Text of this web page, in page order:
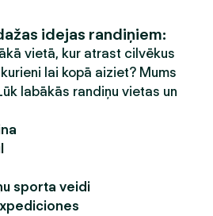
idejas randiņiem:
vietā, kur atrast cilvēkus
lai kopā aiziet? Mums
labākās randiņu vietas un
sporta veidi